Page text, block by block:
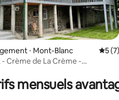
sur la base de 20
⋅ Mont-Blanc
5 (7)
Crème de La Crème -
mensuels